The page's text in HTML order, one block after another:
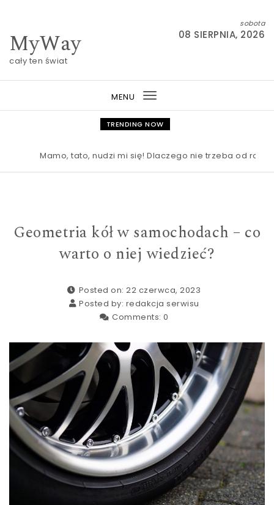
MyWay
cały ten świat
sobota
08 SIERPNIA, 2026
MENU
Toggle
navigation
TRENDING NOW
Mamo, tato, nudzi mi się! Dlaczego nie trzeba od razu
Geometria kół w samochodach – co
warto o niej wiedzieć?
Posted on: 22 czerwca, 2023
Posted by: redakcja serwisu
Comments: 0